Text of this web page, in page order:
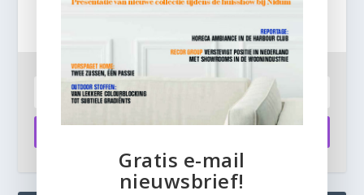
Gratis e-mail
nieuwsbrief!